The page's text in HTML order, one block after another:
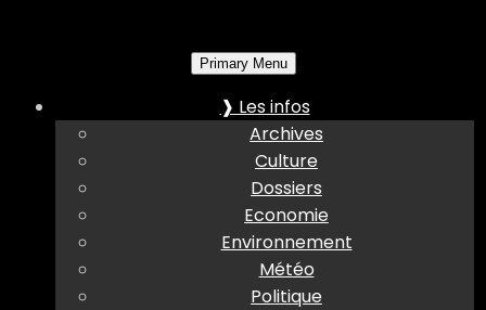
Primary Menu
❱ Les infos
Archives
Culture
Dossiers
Economie
Environnement
Météo
Politique